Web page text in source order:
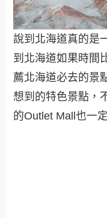
說到北海道真的是
到北海道如果時間
薦北海道必去的景
想到的特色景點，
的Outlet Mall也一